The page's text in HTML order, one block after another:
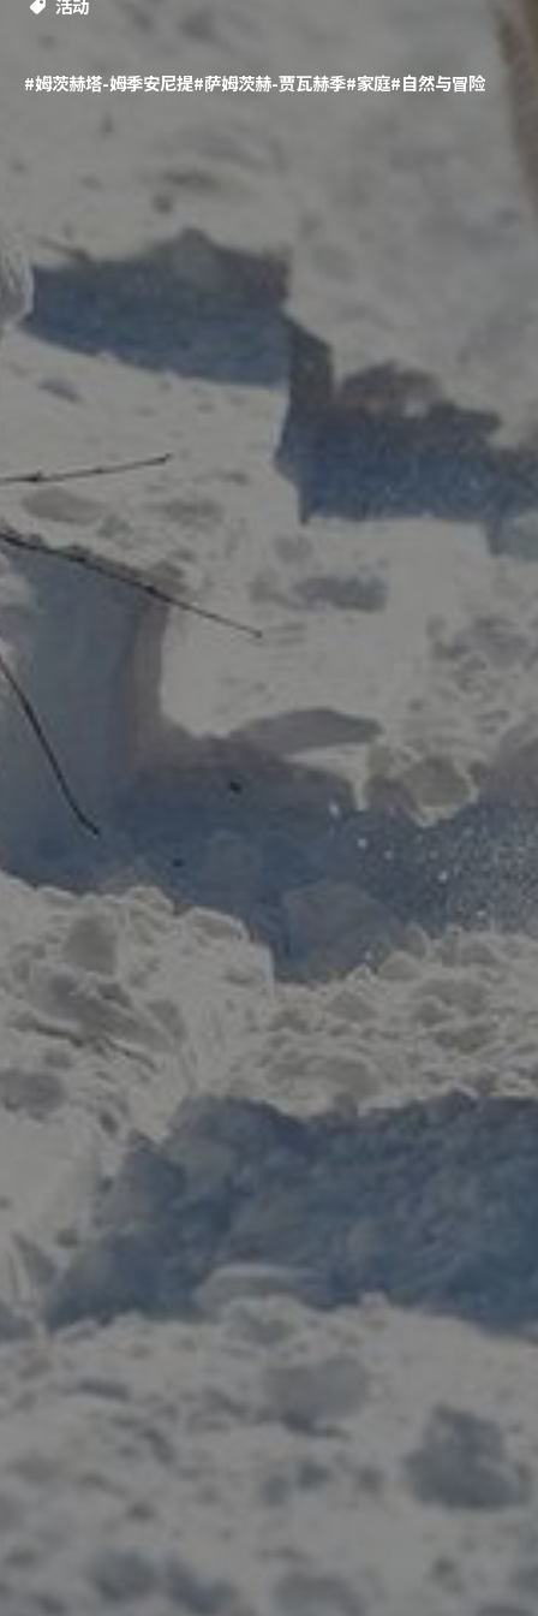
活动
#姆茨赫塔-姆季安尼提#萨姆茨赫-贾瓦赫季#家庭#自然与冒险